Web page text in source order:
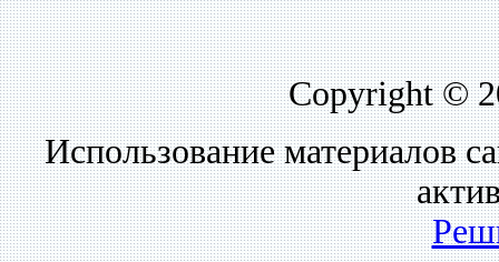
Copyright ©
Использование материалов